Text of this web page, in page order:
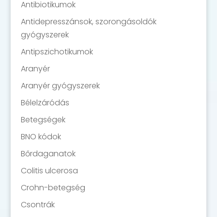
Antibiotikumok
Antidepresszánsok, szorongásoldók
gyógyszerek
Antipszichotikumok
Aranyér
Aranyér gyógyszerek
Bélelzáródás
Betegségek
BNO kódok
Bőrdaganatok
Colitis ulcerosa
Crohn-betegség
Csontrák